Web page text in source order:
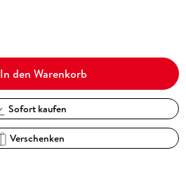
In den Warenkorb
Sofort kaufen
Verschenken